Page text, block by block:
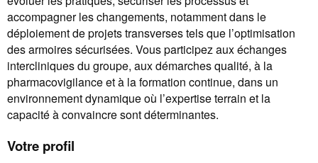
accompagner les changements, notamment dans le
déploiement de projets transverses tels que l’optimisation
des armoires sécurisées. Vous participez aux échanges
intercliniques du groupe, aux démarches qualité, à la
pharmacovigilance et à la formation continue, dans un
environnement dynamique où l’expertise terrain et la
capacité à convaincre sont déterminantes.
Votre profil